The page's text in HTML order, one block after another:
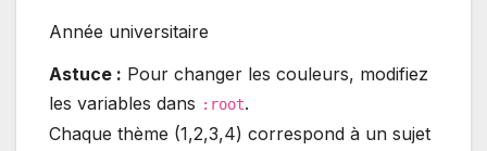
Année universitaire
Astuce : Pour changer les couleurs, modifiez
les variables dans :root.
Chaque thème (1,2,3,4) correspond à un sujet